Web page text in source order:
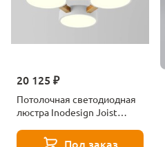
20 125 ₽
Потолочная светодиодная
люстра Inodesign Joist
Под заказ